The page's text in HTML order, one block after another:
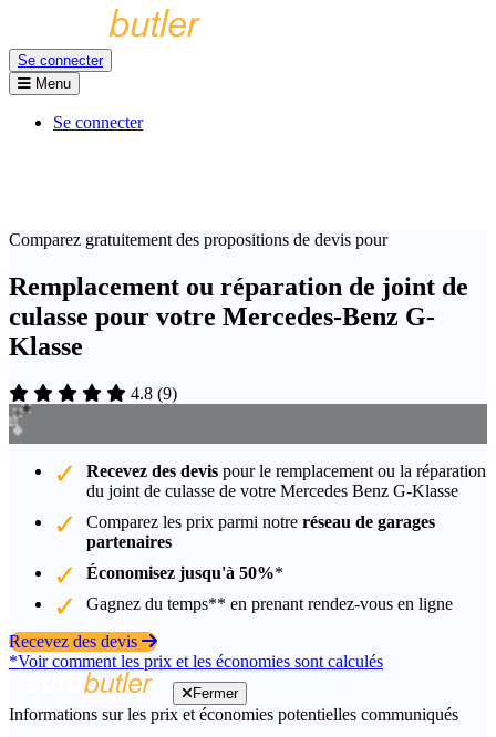
Se connecter
Menu
Se connecter
Comparez gratuitement des propositions de devis pour
Remplacement ou réparation de joint de
culasse pour votre Mercedes-Benz G-
Klasse
4.8 (9)
Recevez des devis pour le remplacement ou la réparation
du joint de culasse de votre Mercedes Benz G-Klasse
Comparez les prix parmi notre réseau de garages
partenaires
Économisez jusqu'à 50%*
Gagnez du temps** en prenant rendez-vous en ligne
Recevez des devis
*Voir comment les prix et les économies sont calculés
Fermer
Informations sur les prix et économies potentielles communiqués